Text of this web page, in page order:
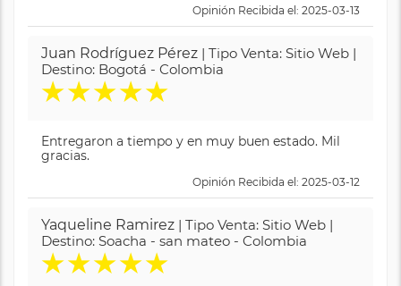
Opinión Recibida el: 2025-03-13
Juan Rodríguez Pérez | Tipo Venta: Sitio Web |
Destino: Bogotá - Colombia
★★★★★
Entregaron a tiempo y en muy buen estado. Mil
gracias.
Opinión Recibida el: 2025-03-12
Yaqueline Ramirez | Tipo Venta: Sitio Web |
Destino: Soacha - san mateo - Colombia
★★★★★